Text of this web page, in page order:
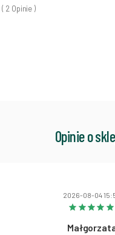
( 2 Opinie )
Opinie o
2026-08-04